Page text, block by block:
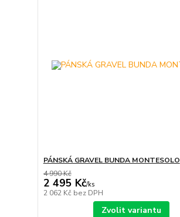
PÁNSKÁ GRAVEL BUNDA MONTESOLO
4 990 Kč
2 495 Kč/ks
2 062 Kč bez DPH
Zvolit variantu